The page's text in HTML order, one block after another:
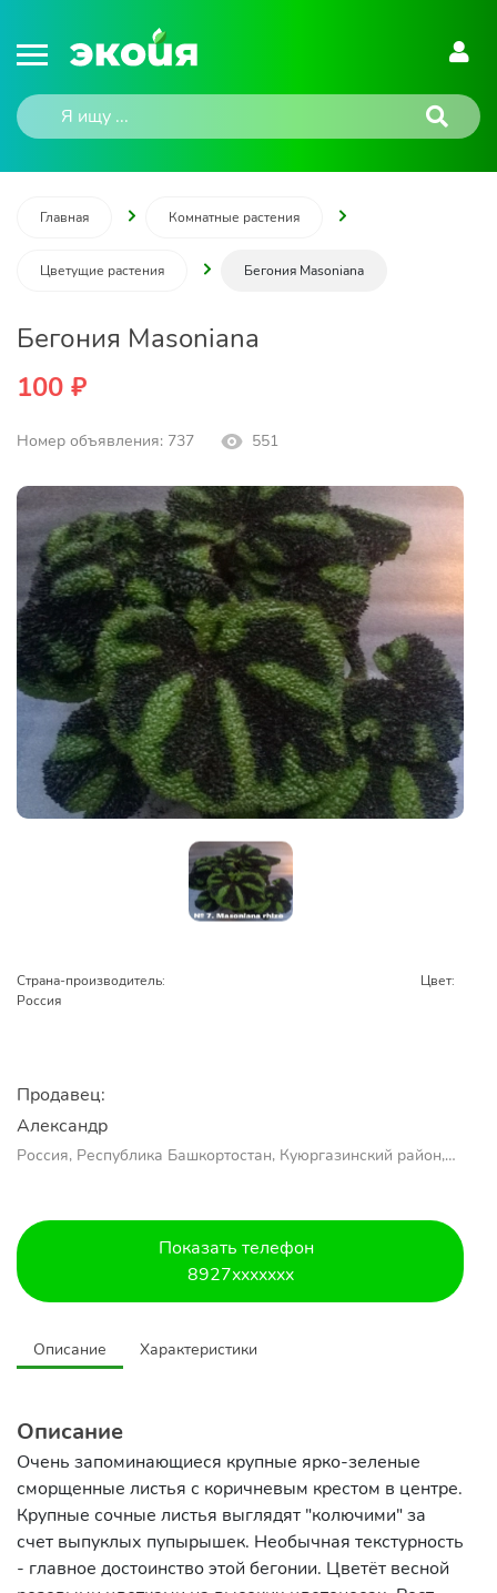
Главная Комнатные растения
Цветущие растения Бегония Masoniana
Бегония Masoniana
100 ₽
Номер объявления: 737 551
Страна-производитель:
Россия
Цвет:
Продавец:
Александр
Россия, Республика Башкортостан, Куюргазинский район,
Показать телефон
8927xxxxxxx
Описание Характеристики
Описание
Очень запоминающиеся крупные ярко-зеленые
сморщенные листья с коричневым крестом в центре.
Крупные сочные листья выглядят "колючими" за
счет выпуклых пупырышек. Необычная текстурность
- главное достоинство этой бегонии. Цветёт весной